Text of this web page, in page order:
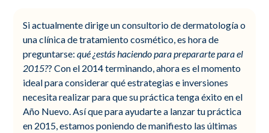
Si actualmente dirige un consultorio de dermatología o
una clínica de tratamiento cosmético, es hora de
preguntarse:qué¿estás haciendo para prepararte para el
2015?? Con el 2014 terminando, ahora es el momento
ideal para considerar qué estrategias e inversiones
necesita realizar para que su práctica tenga éxito en el
Año Nuevo. Así que para ayudarte a lanzar tu práctica
en 2015, estamos poniendo de manifiesto las últimas